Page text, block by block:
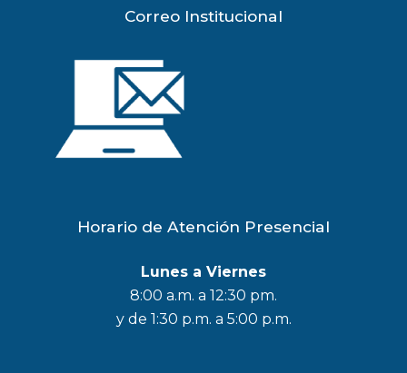
Correo Institucional
Horario de Atención Presencial
Lunes a Viernes
8:00 a.m. a 12:30 pm.
y de 1:30 p.m. a 5:00 p.m.